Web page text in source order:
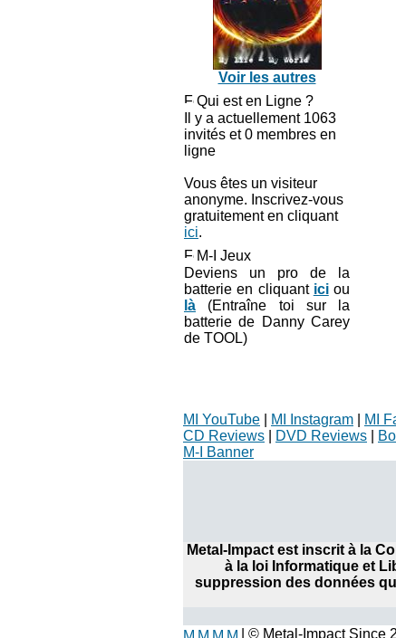
Voir les autres
Qui est en Ligne ?
Il y a actuellement 1063
invités et 0 membres en
ligne
Vous êtes un visiteur
anonyme. Inscrivez-vous
gratuitement en cliquant
ici.
M-I Jeux
Deviens un pro de la
batterie en cliquant iciou
là (Entraîne toi sur la
batterie de Danny Carey
de TOOL)
MI YouTube
MI Instagram
MI
CD Reviews
DVD Reviews
M-I Banner
Metal-Impact est inscrit à la
à la loi Informatique et
suppression des données
| © Metal-Impact Since